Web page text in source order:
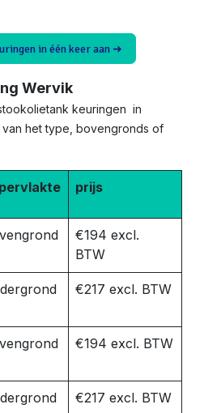
in één keer aan ➜
Wervik
keuringen in
het type, bovengronds of
prijs
€194 excl.
BTW
€217 excl. BTW
€194 excl. BTW
€217 excl. BTW